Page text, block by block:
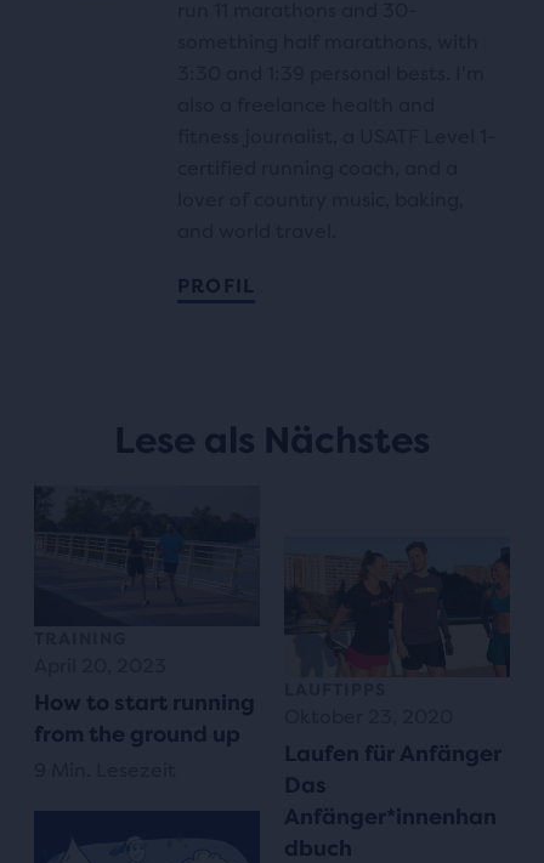
PROFIL
Lese als Nächstes
How to start running
from the ground up
Laufen für Anfänger
Das
Anfänger*innenhan
dbuch